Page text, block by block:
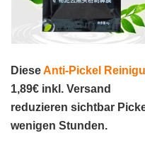
DieseAnti-Pickel
1,89€ inkl. Versand
reduzieren sichtbar
wenigen Stunden.